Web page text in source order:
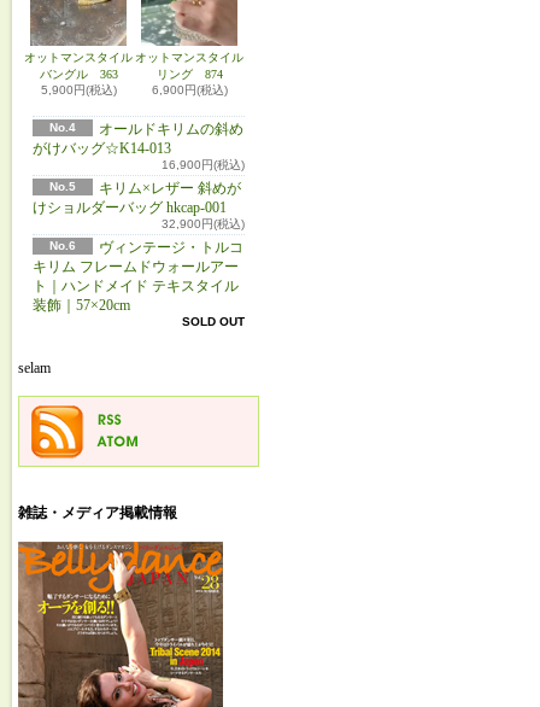
オットマンスタイル
バングル 363
5,900円(税込)
オットマンスタイル
リング 874
6,900円(税込)
No.4
オールドキリムの斜め
がけバッグ☆K14-013
16,900円(税込)
No.5
キリム×レザー 斜めが
けショルダーバッグ hkcap-001
32,900円(税込)
No.6
ヴィンテージ・トルコ
キリム フレームドウォールアー
ト｜ハンドメイド テキスタイル
装飾｜57×20cm
SOLD OUT
selam
雑誌・メディア掲載情報